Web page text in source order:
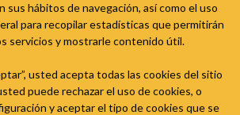
sus hábitos de navegación, así como el uso
para recopilar estadísticas que permitirán
servicios y mostrarle contenido útil.
usted acepta todas las cookies del sitio
puede rechazar el uso de cookies, o
y aceptar el tipo de cookies que se